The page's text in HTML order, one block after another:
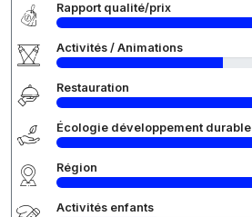
Rapport qualité/prix
Activités / Animations
Restauration
Écologie développement durable
Région
Activités enfants